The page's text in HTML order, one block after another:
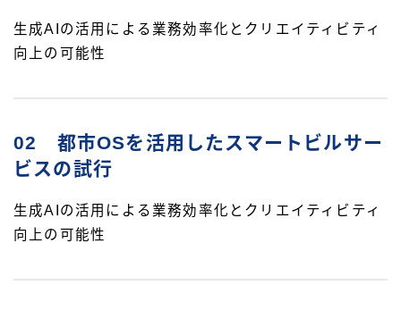
生成AIの活用による業務効率化とクリエイティビティ
向上の可能性
02 都市OSを活用したスマートビルサー
ビスの試行
生成AIの活用による業務効率化とクリエイティビティ
向上の可能性